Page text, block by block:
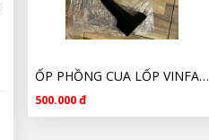
ỐP PHỒNG CUA LỐP VINFAST FADIL 42552646 CHÍNH HÃNG GIÁ TỐT
500.000 đ